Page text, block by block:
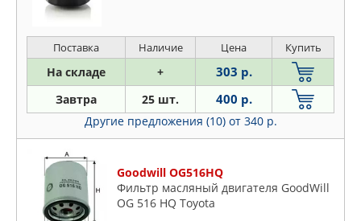
Поставка Наличие Цена Купить
На складе + 303 р.
Завтра 25 шт. 400 р.
Другие предложения (10) от 340 р.
Goodwill OG516HQ
Фильтр масляный двигателя GoodWill
OG 516 HQ Toyota